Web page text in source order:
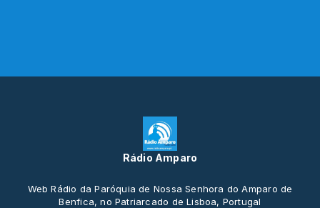
Rádio Amparo
Web Rádio da Paróquia de Nossa Senhora do Amparo de
Benfica, no Patriarcado de Lisboa, Portugal